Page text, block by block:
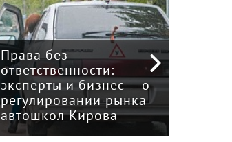
Права без
ответственности:
эксперты и бизнес — о
регулировании рынка
автошкол Кирова